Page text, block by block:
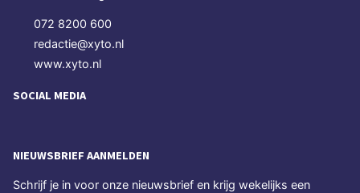
072 8200 600
redactie@xyto.nl
www.xyto.nl
SOCIAL MEDIA
NIEUWSBRIEF AANMELDEN
Schrijf je in voor onze nieuwsbrief en krijg wekelijks een